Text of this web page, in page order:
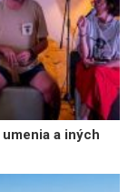
a iných